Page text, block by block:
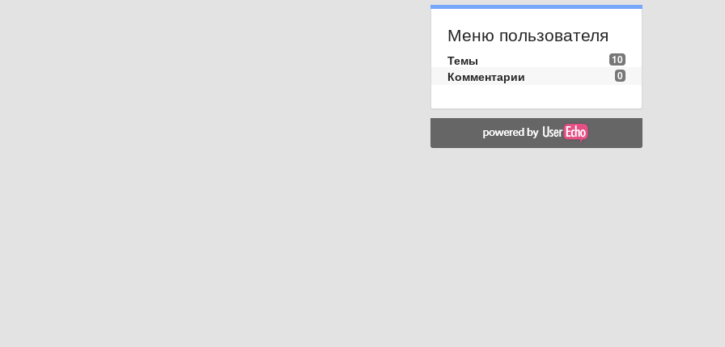
Меню пользователя
10
Темы
0
Комментарии